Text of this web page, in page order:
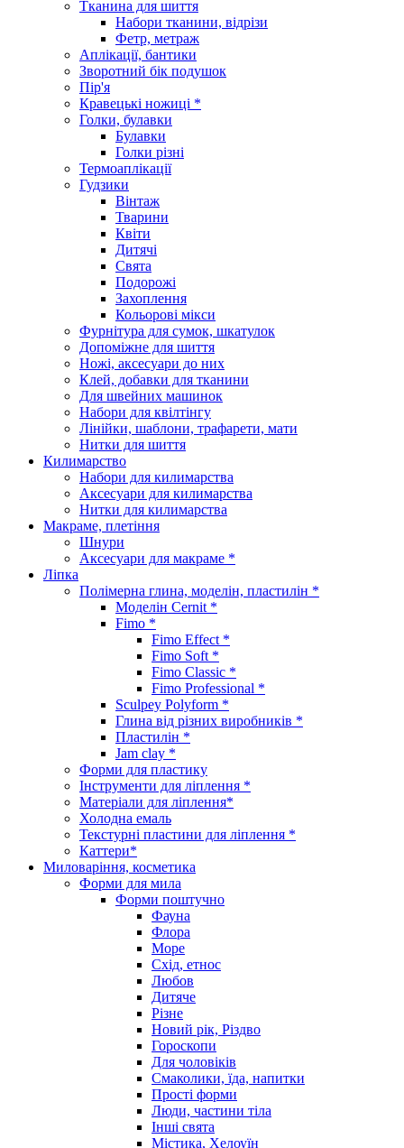
Тканина для шиття
Набори тканини, відрізи
Фетр, метраж
Аплікації, бантики
Зворотний бік подушок
Пір'я
Кравецькі ножиці *
Голки, булавки
Булавки
Голки різні
Термоаплікації
Гудзики
Вінтаж
Тварини
Квіти
Дитячі
Свята
Подорожі
Захоплення
Кольорові мікси
Фурнітура для сумок, шкатулок
Допоміжне для шиття
Ножі, аксесуари до них
Клей, добавки для тканини
Для швейних машинок
Набори для квілтінгу
Лінійки, шаблони, трафарети, мати
Нитки для шиття
Килимарство
Набори для килимарства
Аксесуари для килимарства
Нитки для килимарства
Макраме, плетіння
Шнури
Аксесуари для макраме *
Ліпка
Полімерна глина, моделін, пластилін *
Моделін Cernit *
Fimo *
Fimo Effect *
Fimo Soft *
Fimo Classic *
Fimo Professional *
Sculpey Polyform *
Глина від різних виробників *
Пластилін *
Jam clay *
Форми для пластику
Інструменти для ліплення *
Матеріали для ліплення*
Холодна емаль
Текстурні пластини для ліплення *
Каттери*
Миловаріння, косметика
Форми для мила
Форми поштучно
Фауна
Флора
Море
Схід, етнос
Любов
Дитяче
Різне
Новий рік, Різдво
Гороскопи
Для чоловіків
Смаколики, їда, напитки
Прості форми
Люди, частини тіла
Інші свята
Містика, Хелоуїн